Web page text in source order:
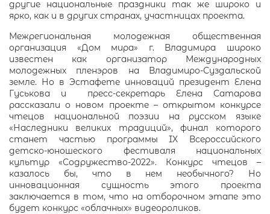
другие национальные праздники так же широко и
ярко, как и в других странах, участницах проекта.
Межрегиональная молодежная общественная
организация «Дом мира» г. Владимира широко
известен как организатор Международных
молодежных пленэров на Владимиро-Суздальской
земле. Но в Эстафете инноваций президент Елена
Гуськова и пресс-секретарь Елена Сатарова
рассказали о новом проекте – открытом конкурсе
чтецов национальной поэзии на русском языке
«Наследники великих традиций», финал которого
станет частью программы IX Всероссийского
детско-юношеского фестиваля национальных
культур «Содружество-2022». Конкурс чтецов –
казалось бы, что в нем необычного? Но
инновационная сущность этого проекта
заключается в том, что на отборочном этапе это
будет конкурс «облачных» видеороликов.